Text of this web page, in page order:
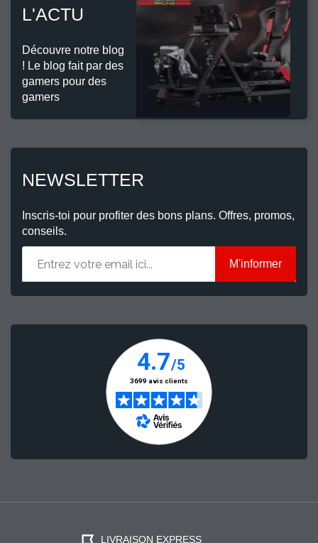
L'ACTU
Découvre notre blog
! Le blog fait par des
gamers pour des
gamers
NEWSLETTER
Inscris-toi pour profiter des bons plans. Offres, promos,
conseils.
M'informer
LIVRAISON EXPRESS